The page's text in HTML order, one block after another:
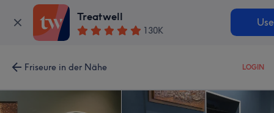
Treatwell
130K
Friseure in der Nähe LOGIN